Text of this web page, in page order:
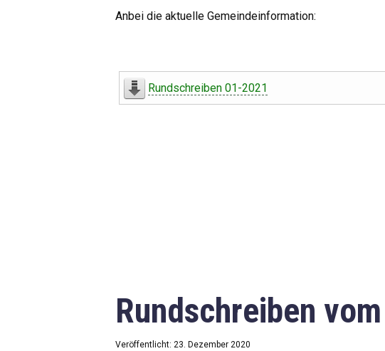
Anbei die aktuelle Gemeindeinformation:
Rundschreiben 01-2021
Rundschreiben
Veröffentlicht: 23. Dezember 2020